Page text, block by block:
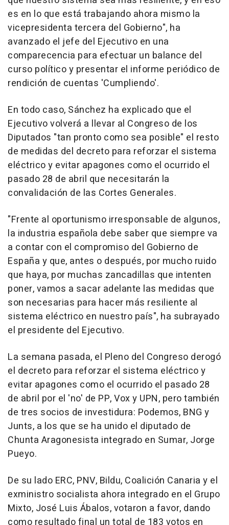
es en lo que está trabajando ahora mismo la
vicepresidenta tercera del Gobierno", ha
avanzado el jefe del Ejecutivo en una
comparecencia para efectuar un balance del
curso político y presentar el informe periódico de
rendición de cuentas 'Cumpliendo'.
En todo caso, Sánchez ha explicado que el
Ejecutivo volverá a llevar al Congreso de los
Diputados "tan pronto como sea posible" el resto
de medidas del decreto para reforzar el sistema
eléctrico y evitar apagones como el ocurrido el
pasado 28 de abril que necesitarán la
convalidación de las Cortes Generales.
"Frente al oportunismo irresponsable de algunos,
la industria española debe saber que siempre va
a contar con el compromiso del Gobierno de
España y que, antes o después, por mucho ruido
que haya, por muchas zancadillas que intenten
poner, vamos a sacar adelante las medidas que
son necesarias para hacer más resiliente al
sistema eléctrico en nuestro país", ha subrayado
el presidente del Ejecutivo.
La semana pasada, el Pleno del Congreso derogó
el decreto para reforzar el sistema eléctrico y
evitar apagones como el ocurrido el pasado 28
de abril por el 'no' de PP, Vox y UPN, pero también
de tres socios de investidura: Podemos, BNG y
Junts, a los que se ha unido el diputado de
Chunta Aragonesista integrado en Sumar, Jorge
Pueyo.
De su lado ERC, PNV, Bildu, Coalición Canaria y el
exministro socialista ahora integrado en el Grupo
Mixto, José Luis Ábalos, votaron a favor, dando
como resultado final un total de 183 votos en